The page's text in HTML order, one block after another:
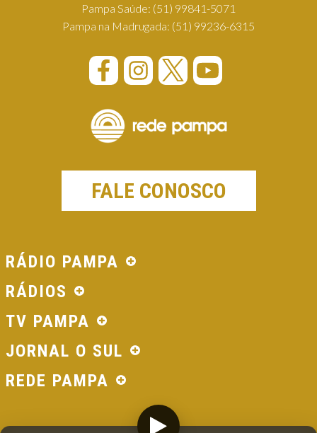
Pampa Saúde: (51) 99841-5071
Pampa na Madrugada: (51) 99236-6315
FALE CONOSCO
RÁDIO PAMPA
RÁDIOS
TV PAMPA
JORNAL O SUL
REDE PAMPA